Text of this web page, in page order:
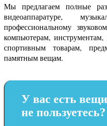
Мы предлагаем полные
видеоаппаратуре,
профессиональному
компьютерам,
спортивным товарам,
памятным вещам.
У вас есть
не пользуетесь?